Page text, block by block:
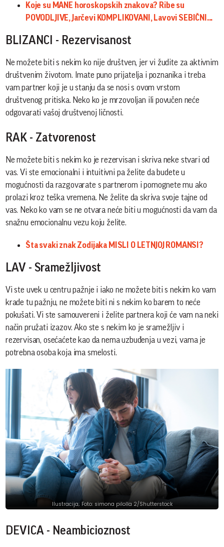
Koje su MANE horoskopskih znakova? Ribe su
POVODLJIVE, Jarčevi KOMPLIKOVANI, Lavovi SEBIČNI...
BLIZANCI - Rezervisanost
Ne možete biti s nekim ko nije društven, jer vi žudite za aktivnim
društvenim životom. Imate puno prijatelja i poznanika i treba
vam partner koji je u stanju da se nosi s ovom vrstom
društvenog pritiska. Neko ko je mrzovoljan ili povučen neće
odgovarati vašoj društvenoj ličnosti.
RAK - Zatvorenost
Ne možete biti s nekim ko je rezervisan i skriva neke stvari od
vas. Vi ste emocionalni i intuitivni pa želite da budete u
mogućnosti da razgovarate s partnerom i pomognete mu ako
prolazi kroz teška vremena. Ne želite da skriva svoje tajne od
vas. Neko ko vam se ne otvara neće biti u mogućnosti da vam da
snažnu emocionalnu vezu koju želite.
Šta svaki znak Zodijaka MISLI O LETNJOJ ROMANSI?
LAV - Sramežljivost
Vi ste uvek u centru pažnje i iako ne možete biti s nekim ko vam
krade tu pažnju, ne možete biti ni s nekim ko barem to neće
pokušati. Vi ste samouvereni i želite partnera koji će vam na neki
način pružati izazov. Ako ste s nekim ko je sramežljiv i
rezervisan, osećaćete kao da nema uzbuđenja u vezi, vama je
potrebna osoba koja ima smelosti.
Ilustracija; Foto: simona pilolla 2/Shutterstock
DEVICA - Neambicioznost